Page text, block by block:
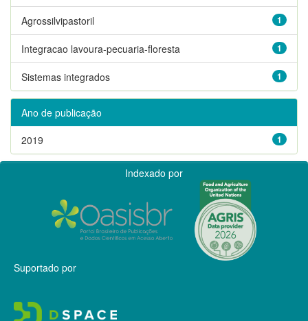
1
Agrossilvipastoril
1
Integracao lavoura-pecuaria-floresta
1
Sistemas integrados
Ano de publicação
1
2019
Indexado por
Suportado por